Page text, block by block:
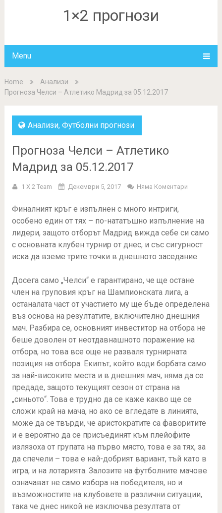
1×2 прогнози
Menu
Home
Анализи
Прогноза Челси – Атлетико Мадрид за 05.12.2017
Анализи, Футболни прогнози
Прогноза Челси – Атлетико
Мадрид за 05.12.2017
1 X 2 Team Декември 5, 2017 Няма Коментари
Финалният кръг е изпълнен с много интриги,
особено един от тях – по-нататъшно изпълнение на
лидери, защото отборът Мадрид вижда себе си само
с основната клубен турнир от днес, и със сигурност
иска да вземе трите точки в днешното заседание.
Досега само „Челси“ е гарантирано, че ще остане
член на груповия кръг на Шампионската лига, а
останалата част от участието му ще бъде определена
въз основа на резултатите, включително днешния
мач. Разбира се, основният инвеститор на отбора не
беше доволен от неотдавнашното поражение на
отбора, но това все още не разваля турнирната
позиция на отбора. Екипът, който води борбата само
за най-високите места и в днешния мач, няма да се
предаде, защото текущият сезон от страна на
„синьото“. Това е трудно да се каже какво ще се
сложи край на мача, но ако се вгледате в линията,
може да се твърди, че аристократите са фаворитите
и е вероятно да се присъединят към плейофите
излязоха от групата на първо място, това е за тях, за
да спечели – това е най-добрият вариант, тъй като в
игра, и на лотарията. Залозите на футболните мачове
означават не само избора на победителя, но и
възможностите на клубовете в различни ситуации,
така че днес никой не изключва резултата от